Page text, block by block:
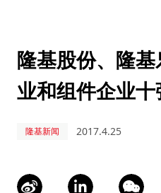
隆基股份、隆
业和组件企业十
隆基新闻 2017.4.25